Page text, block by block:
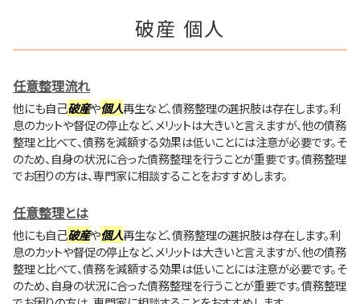
破産 個人
任意整理流れ
他にも自己破産や個人再生など、債務整理の選択肢は存在します。利
息のカットや督促の停止など、メリットは大きいと言えますが、他の債務
整理と比べて、債務を減額する効果は低いことには注意が必要です。そ
のため、自身の状況に合った債務整理を行うことが重要です。債務整理
でお困りの方は、専門家に相談することをおすすめします。
任意整理とは
他にも自己破産や個人再生など、債務整理の選択肢は存在します。利
息のカットや督促の停止など、メリットは大きいと言えますが、他の債務
整理と比べて、債務を減額する効果は低いことには注意が必要です。そ
のため、自身の状況に合った債務整理を行うことが重要です。債務整理